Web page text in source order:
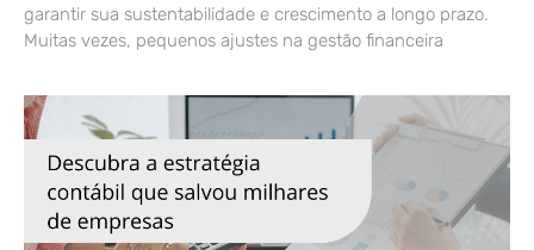
garantir sua sustentabilidade e crescimento a longo prazo.
Muitas vezes, pequenos ajustes na gestão financeira